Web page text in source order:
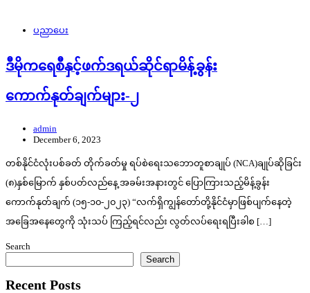
ပညာပေး
ဒီမိုကရေစီနှင့်ဖက်ဒရယ်ဆိုင်ရာမိန့်ခွန်း
ကောက်နုတ်ချက်များ-၂
admin
December 6, 2023
တစ်နိုင်ငံလုံးပစ်ခတ် တိုက်ခတ်မှု ရပ်စဲရေးသဘောတူစာချုပ် (NCA)ချုပ်ဆိုခြင်း
(၈)နှစ်မြောက် နှစ်ပတ်လည်နေ့ အခမ်းအနားတွင် ပြောကြားသည့်မိန့်ခွန်း
ကောက်နုတ်ချက် (၁၅-၁၀-၂၀၂၃) “လက်ရှိကျွန်တော်တို့နိုင်ငံမှာဖြစ်ပျက်နေတဲ့
အခြေအနေတွေကို သုံးသပ် ကြည့်ရင်လည်း လွတ်လပ်ရေးရပြီးခါစ […]
Search
Search
Recent Posts